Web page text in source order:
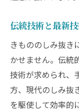
伝統技術と最新
きもののしみ抜き
かせません。伝統
技術が求められ、
方、現代のしみ抜
を駆使して効率的